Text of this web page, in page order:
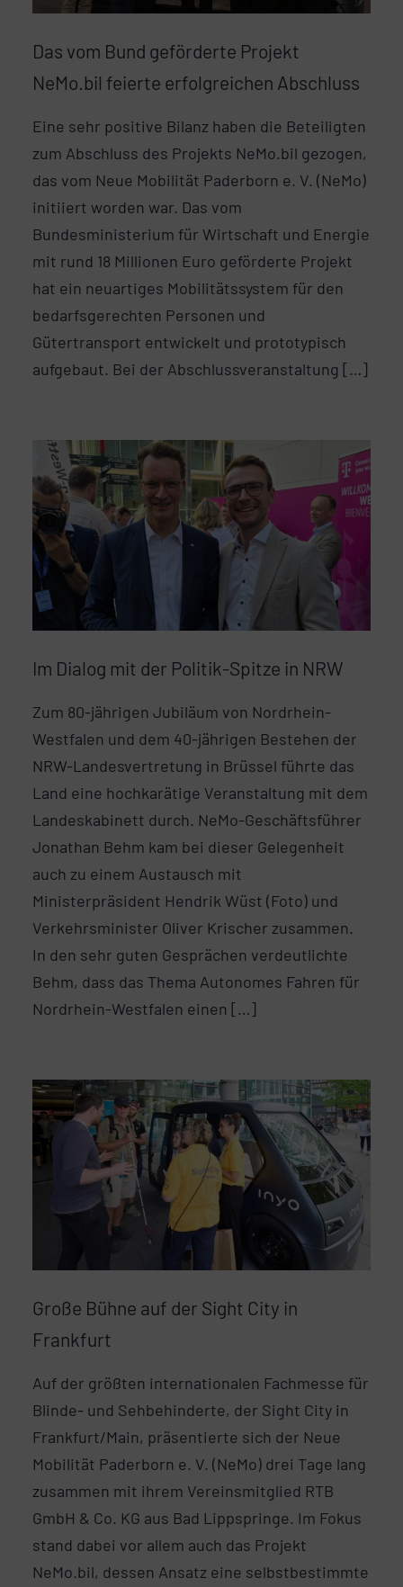
Das vom Bund geförderte Projekt
NeMo.bil feierte erfolgreichen Abschluss
Eine sehr positive Bilanz haben die Beteiligten
zum Abschluss des Projekts NeMo.bil gezogen,
das vom Neue Mobilität Paderborn e. V. (NeMo)
initiiert worden war. Das vom
Bundesministerium für Wirtschaft und Energie
mit rund 18 Millionen Euro geförderte Projekt
hat ein neuartiges Mobilitätssystem für den
bedarfsgerechten Personen und
Gütertransport entwickelt und prototypisch
aufgebaut. Bei der Abschlussveranstaltung […]
Im Dialog mit der Politik-Spitze in NRW
Zum 80-jährigen Jubiläum von Nordrhein-
Westfalen und dem 40-jährigen Bestehen der
NRW-Landesvertretung in Brüssel führte das
Land eine hochkarätige Veranstaltung mit dem
Landeskabinett durch. NeMo-Geschäftsführer
Jonathan Behm kam bei dieser Gelegenheit
auch zu einem Austausch mit
Ministerpräsident Hendrik Wüst (Foto) und
Verkehrsminister Oliver Krischer zusammen.
In den sehr guten Gesprächen verdeutlichte
Behm, dass das Thema Autonomes Fahren für
Nordrhein-Westfalen einen […]
Große Bühne auf der Sight City in
Frankfurt
Auf der größten internationalen Fachmesse für
Blinde- und Sehbehinderte, der Sight City in
Frankfurt/Main, präsentierte sich der Neue
Mobilität Paderborn e. V. (NeMo) drei Tage lang
zusammen mit ihrem Vereinsmitglied RTB
GmbH & Co. KG aus Bad Lippspringe. Im Fokus
stand dabei vor allem auch das Projekt
NeMo.bil, dessen Ansatz eine selbstbestimmte